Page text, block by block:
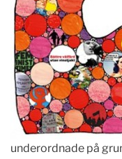
underordnade på